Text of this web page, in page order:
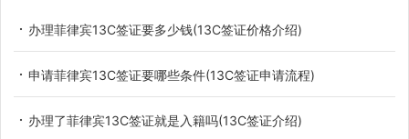
办理菲律宾13C签证要多少钱(13C签证价格介绍)
申请菲律宾13C签证要哪些条件(13C签证申请流程)
办理了菲律宾13C签证就是入籍吗(13C签证介绍)